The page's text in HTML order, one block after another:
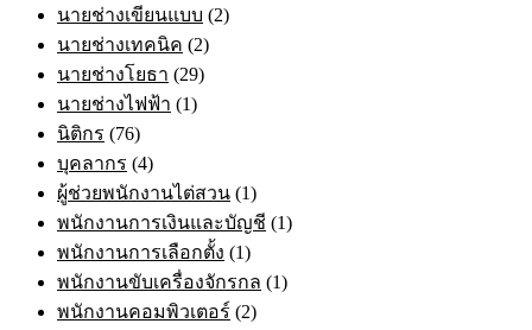
นายช่างเขียนแบบ (2)
นายช่างเทคนิค (2)
นายช่างโยธา (29)
นายช่างไฟฟ้า (1)
นิติกร (76)
บุคลากร (4)
ผู้ช่วยพนักงานไต่สวน (1)
พนักงานการเงินและบัญชี (1)
พนักงานการเลือกตั้ง (1)
พนักงานขับเครื่องจักรกล (1)
พนักงานคอมพิวเตอร์ (2)